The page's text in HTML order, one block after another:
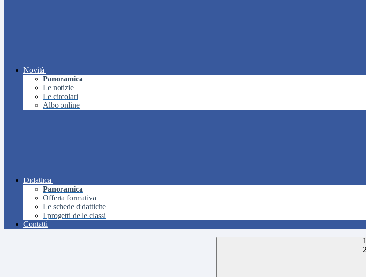
Novità
Panoramica
Le notizie
Le circolari
Albo online
Didattica
Panoramica
Offerta formativa
Le schede didattiche
I progetti delle classi
Contatti